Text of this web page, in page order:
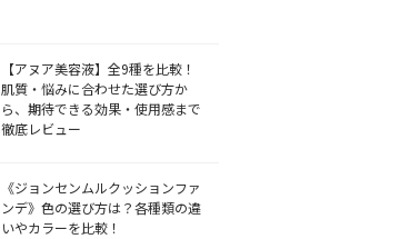
【アヌア美容液】全9種を比較！
肌質・悩みに合わせた選び方か
ら、期待できる効果・使用感まで
徹底レビュー
《ジョンセンムルクッションファ
ンデ》色の選び方は？各種類の違
いやカラーを比較！